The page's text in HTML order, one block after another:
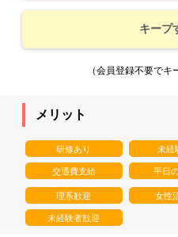
キープ
（会員登録不要でキ
メリット
研修あり 未経
交通費支給 平日
理系歓迎 女性
未経験者歓迎